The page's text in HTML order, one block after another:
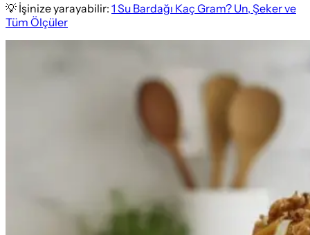
💡 İşinize yarayabilir: 1 Su Bardağı Kaç Gram? Un, Şeker ve
Tüm Ölçüler